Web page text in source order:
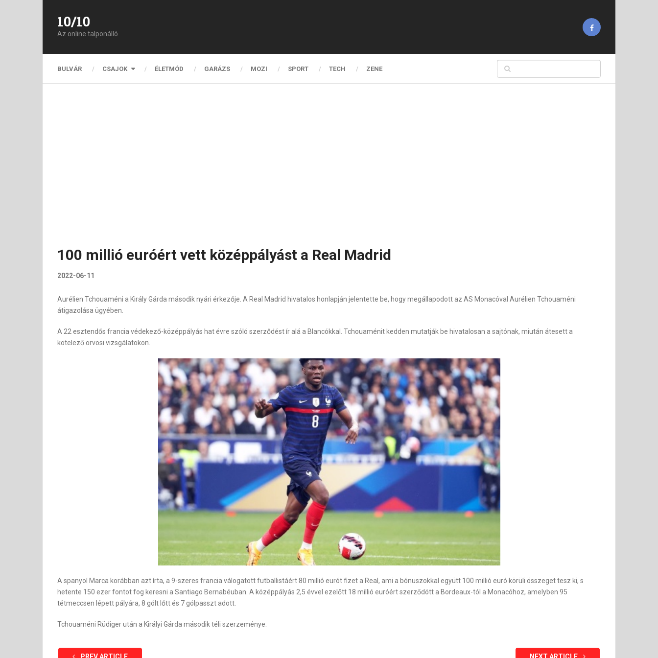
10/10
Az online talponálló
BULVÁR CSAJOK ÉLETMÓD GARÁZS MOZI SPORT TECH ZENE
100 millió euróért vett középpályást a Real Madrid
2022-06-11
Aurélien Tchouaméni a Király Gárda második nyári érkezője. A Real Madrid hivatalos honlapján jelentette be, hogy megállapodott az AS Monacóval Aurélien Tchouaméni
átigazolása ügyében.
A 22 esztendős francia védekező-középpályás hat évre szóló szerződést ír alá a Blancókkal. Tchouaménit kedden mutatják be hivatalosan a sajtónak, miután átesett a
kötelező orvosi vizsgálatokon.
A spanyol Marca korábban azt írta, a 9-szeres francia válogatott futballistáért 80 millió eurót fizet a Real, ami a bónuszokkal együtt 100 millió euró körüli összeget tesz ki, s
hetente 150 ezer fontot fog keresni a Santiago Bernabéuban. A középpályás 2,5 évvel ezelőtt 18 millió euróért szerződött a Bordeaux-tól a Monacóhoz, amelyben 95
tétmeccsen lépett pályára, 8 gólt lőtt és 7 gólpasszt adott.
Tchouaméni Rüdiger után a Királyi Gárda második téli szerzeménye.